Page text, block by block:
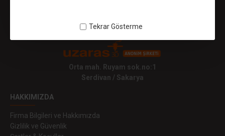
Tekrar Gösterme
Orta mah. Ruyam sok.no:1
Serdivan / Sakarya
HAKKIMIZDA
Firma Bilgileri ve Hakkımızda
Gizlilik ve Güvenlik